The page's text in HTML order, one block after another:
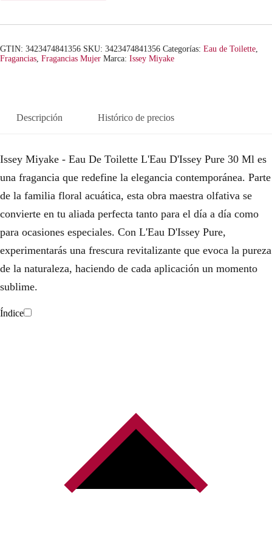
GTIN: 3423474841356 SKU: 3423474841356 Categorías: Eau de Toilette
Fragancias Fragancias Mujer Marca: Issey Miyake
Descripción Histórico de precios
Issey Miyake - Eau De Toilette L'Eau D'Issey Pure 30 Ml es
una fragancia que redefine la elegancia contemporánea. Parte
de la familia floral acuática, esta obra maestra olfativa se
convierte en tu aliada perfecta tanto para el día a día como
para ocasiones especiales. Con L'Eau D'Issey Pure,
experimentarás una frescura revitalizante que evoca la pureza
de la naturaleza, haciendo de cada aplicación un momento
sublime.
Índice